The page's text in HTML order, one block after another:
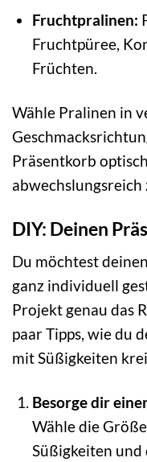
Fruchtpralinen:
Fruchtpüree,
Früchten.
Wähle Pralinen in
Präsentkorb
abwechslungsreich
DIY: Deinen
Du möchtest
ganz individuell
Projekt genau das
paar Tipps, wie du
mit Süßigkeiten
Besorge dir
Wähle die
Süßigkeiten und